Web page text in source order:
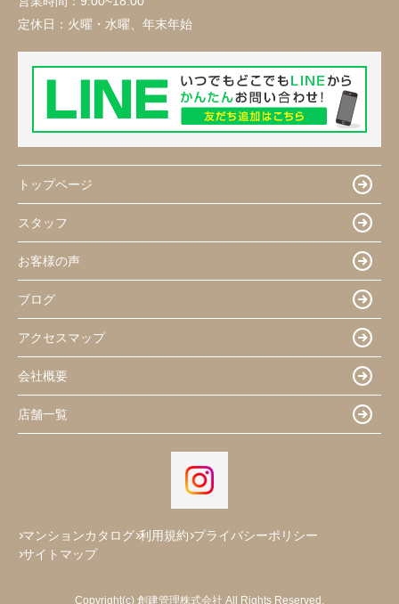
定休日： 火曜・水曜、年末年始
トップページ
スタッフ
お客様の声
ブログ
アクセスマップ
会社概要
店舗一覧
マンションカタログ 利用規約 プライバシーポリシー
サイトマップ
Copyright(c) 創建管理株式会社 All Rights Reserved.